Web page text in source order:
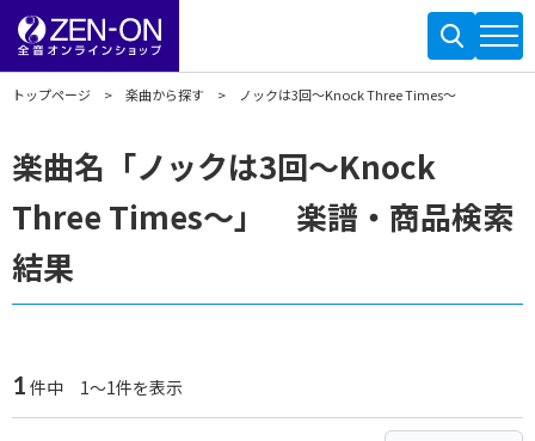
トップページ 楽曲から探す ノックは3回～Knock Three Times～
楽曲名「ノックは3回～Knock
Three Times～」 楽譜・商品検索
結果
1 件中 1～1件を表示